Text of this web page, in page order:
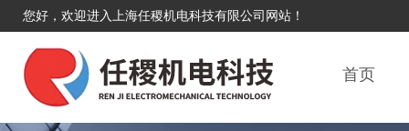
您好，欢迎进入上海任稷机电科技有限公司网站！
首页